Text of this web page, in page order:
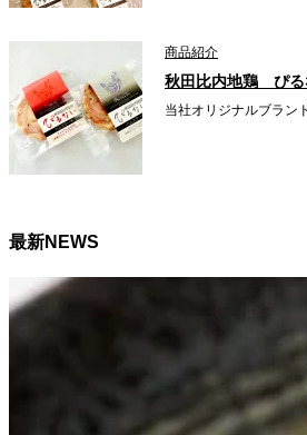
商品紹介
秋田比内地鶏 ぴる
当社オリジナルブラン
最新NEWS